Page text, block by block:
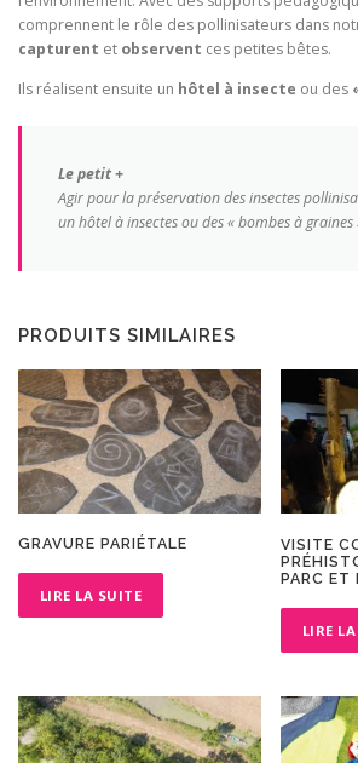
comprennent le rôle des pollinisateurs dans
capturent et observent ces petites bêtes.
Ils réalisent ensuite un hôtel à insecte ou des
Le petit +
Agir pour la préservation des insectes
un hôtel à insectes ou des « bombes à graines
PRODUITS SIMILAIRES
GRAVURE PARIÉTALE
LIRE LA SUITE
VISITE
PARC ET
LIRE